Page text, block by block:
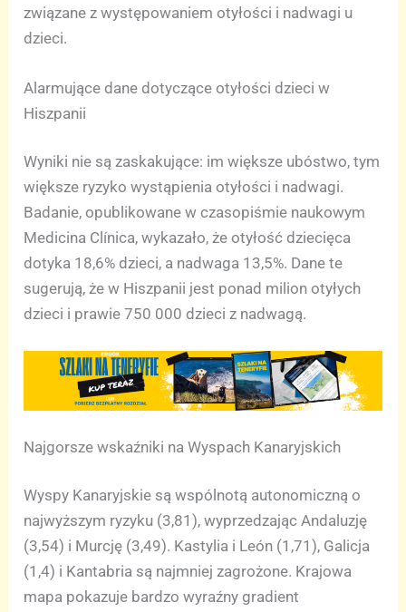
związane z występowaniem otyłości i nadwagi u
dzieci.
Alarmujące dane dotyczące otyłości dzieci w
Hiszpanii
Wyniki nie są zaskakujące: im większe ubóstwo, tym
większe ryzyko wystąpienia otyłości i nadwagi.
Badanie, opublikowane w czasopiśmie naukowym
Medicina Clínica, wykazało, że otyłość dziecięca
dotyka 18,6% dzieci, a nadwaga 13,5%. Dane te
sugerują, że w Hiszpanii jest ponad milion otyłych
dzieci i prawie 750 000 dzieci z nadwagą.
Najgorsze wskaźniki na Wyspach Kanaryjskich
Wyspy Kanaryjskie są wspólnotą autonomiczną o
najwyższym ryzyku (3,81), wyprzedzając Andaluzję
(3,54) i Murcję (3,49). Kastylia i León (1,71), Galicja
(1,4) i Kantabria są najmniej zagrożone. Krajowa
mapa pokazuje bardzo wyraźny gradient